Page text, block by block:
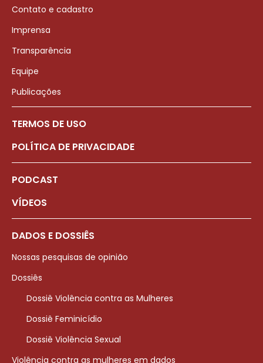
Contato e cadastro
Imprensa
Transparência
Equipe
Publicações
TERMOS DE USO
POLÍTICA DE PRIVACIDADE
PODCAST
VÍDEOS
DADOS E DOSSIÊS
Nossas pesquisas de opinião
Dossiês
Dossiê Violência contra as Mulheres
Dossiê Feminicídio
Dossiê Violência Sexual
Violência contra as mulheres em dados